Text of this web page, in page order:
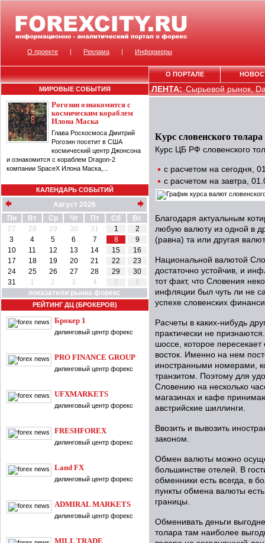
МИРОВЫЕ СОБЫТИЯ
Рогозин ознакомится с
космическим кораблем
Илона Маска
Глава Роскосмоса Дмитрий
Рогозин посетит в США
космический центр Джонсона
и ознакомится с кораблем Dragon-2
компании SpaceX Илона Маска,...
КАЛЕНДАРЬ СОБЫТИЙ
Август 2026
Пн
Вт Ср Чт Пт Сб
Вс
27
28 29 30 31 1
2
3
4 5 6 7 8
9
10
11 12 13 14 15
16
17
18 19 20 21 22
23
24
25 26 27 28 29
30
31
1 2 3 4 5
6
показатели рынка форекс
РЕЙТИНГ ДЦ (БРОКЕРОВ)
Брокер 1
дилинговый центр форекс
PRO FINANCE GROUP
дилинговый центр форекс
UFXMARKETS
дилинговый центр форекс
FRESHFOREX
дилинговый центр форекс
Land FX
дилинговый центр форекс
ADMIRAL MARKETS
дилинговый центр форекс
MILL TRADE
ЛЕНТА:Сырьевой рынок,
Курс словенского толара
Курс ЦБ РФ словенского
с расчетом на сегодня,
с расчетом на завтра,
Благодаря актуальным
любую валюту из одной в
(равна) та или другая
Национальной валютой
достаточно устойчив, и
тот факт, что Словения
инфляции был чуть ли не
успехе словенских
Расчеты в каких-нибудь
практически не
шоссе, которое
восток. Именно на нем
иностранными номерами,
транзитом. Поэтому для
Словению на несколько
магазинах и кафе
австрийские шиллинги.
Ввозить и вывозить
законом.
Обмен валюты можно
большинстве отелей. В
обменники есть всегда, в
пункты обмена валюты
границы.
Обменивать деньги
толара там наиболее
О проекте | Реклама | Информеры
О ПОРТАЛЕ